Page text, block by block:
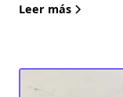
Leer más